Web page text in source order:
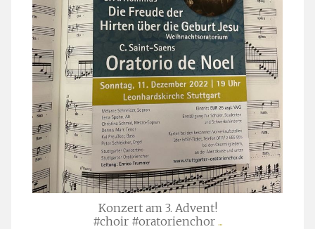
Konzert am 3. Advent!
#choir #oratorienchor ...